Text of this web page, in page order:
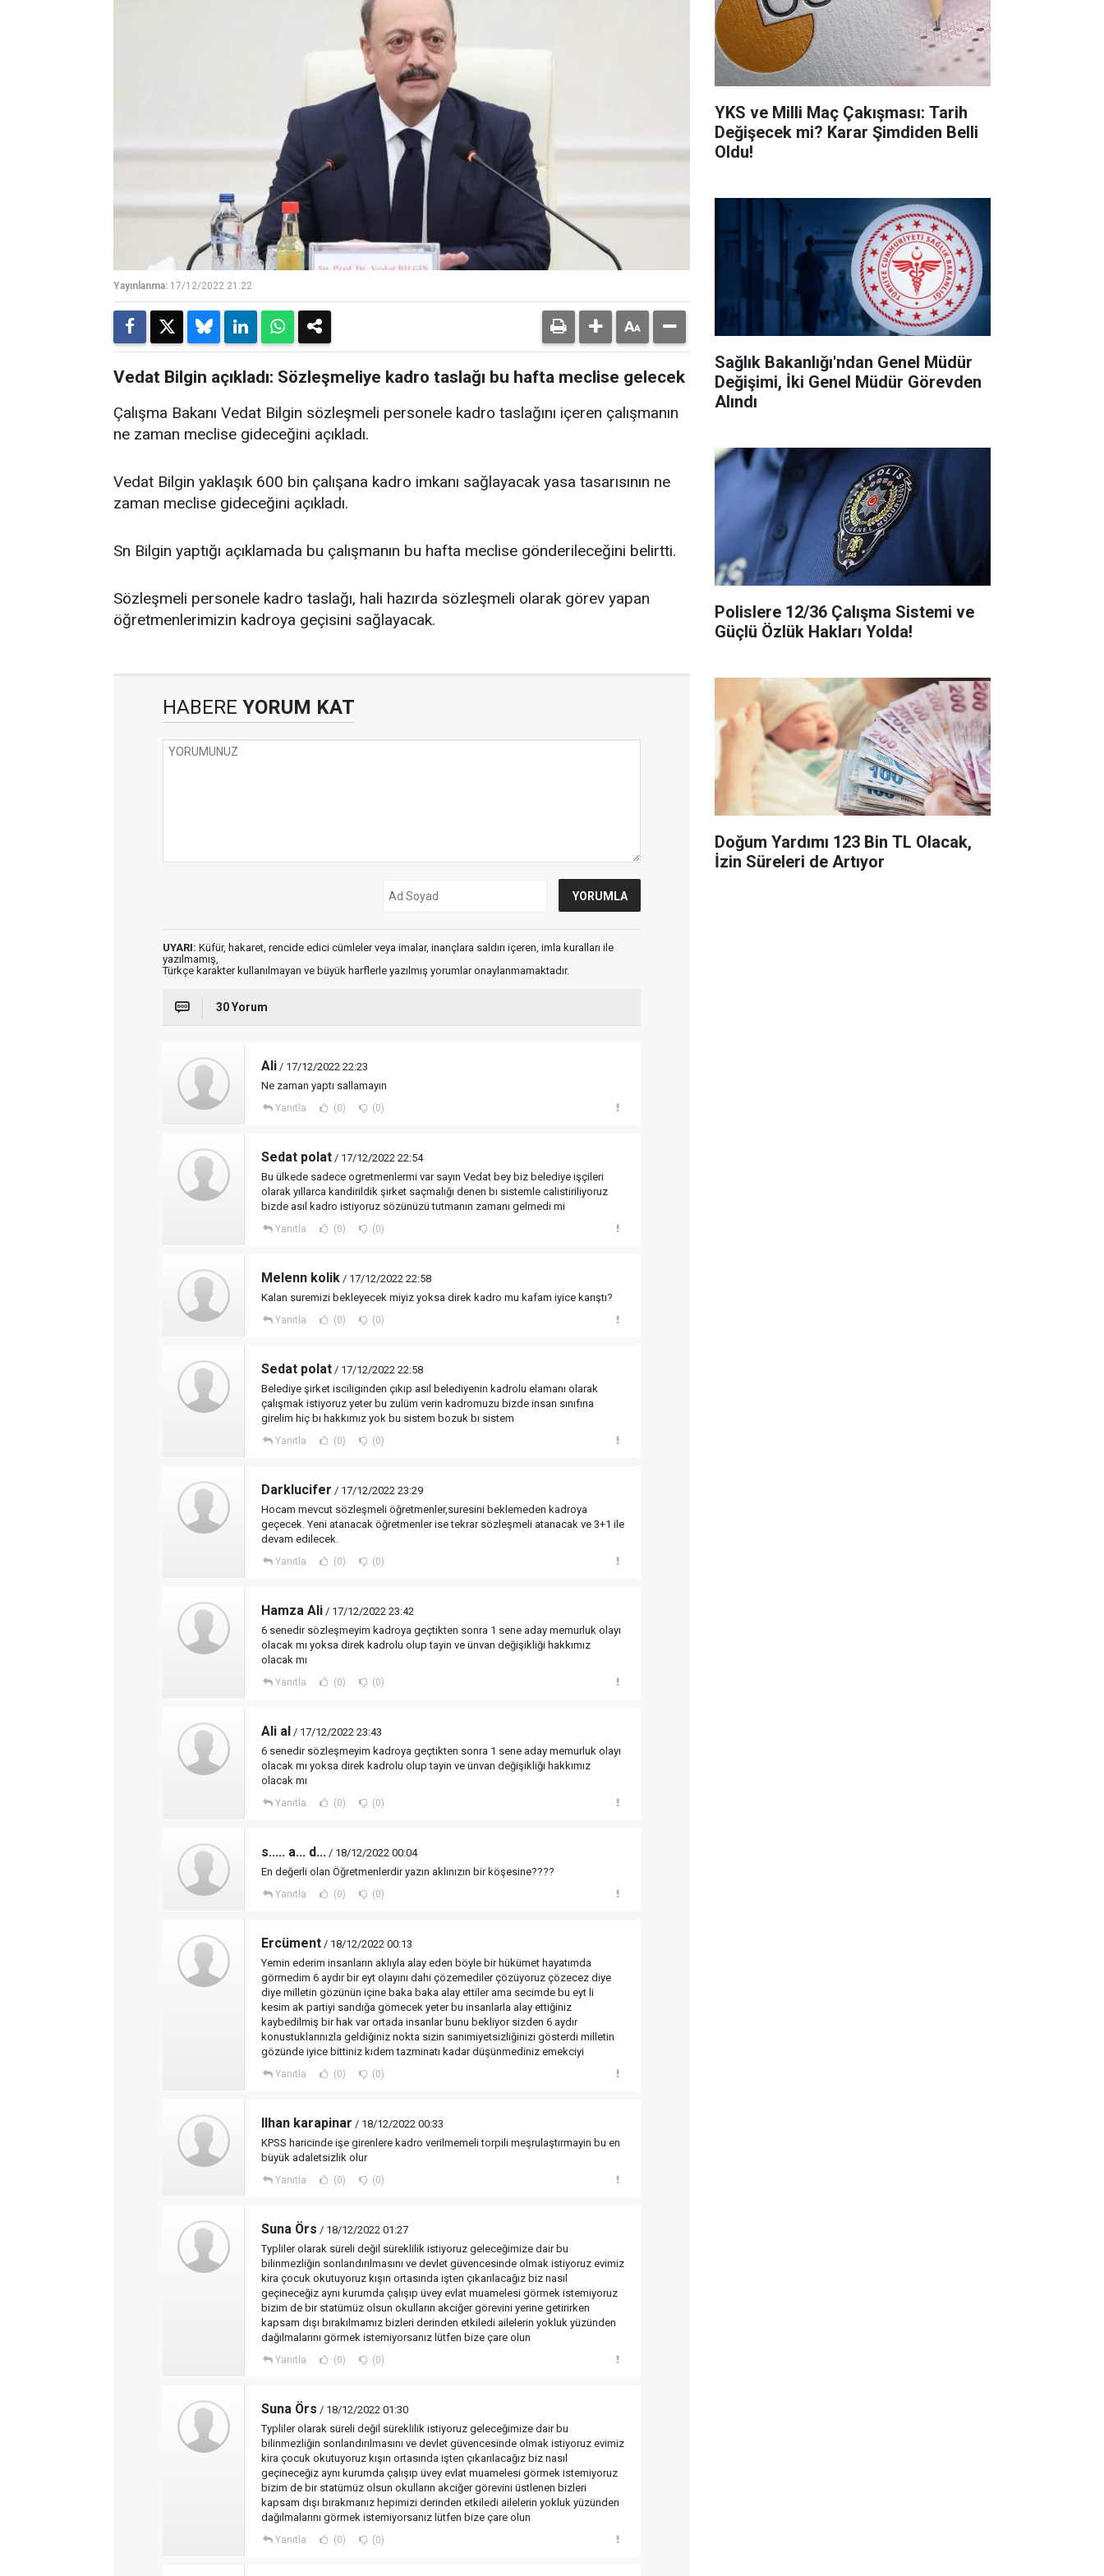
Yayınlanma: 17/12/2022 21:22
Vedat Bilgin açıkladı: Sözleşmeliye kadro taslağı bu hafta meclise gelecek
Çalışma Bakanı Vedat Bilgin sözleşmeli personele kadro taslağını içeren çalışmanın
ne zaman meclise gideceğini açıkladı.
Vedat Bilgin yaklaşık 600 bin çalışana kadro imkanı sağlayacak yasa tasarısının ne
zaman meclise gideceğini açıkladı.
Sn Bilgin yaptığı açıklamada bu çalışmanın bu hafta meclise gönderileceğini belirtti.
Sözleşmeli personele kadro taslağı, hali hazırda sözleşmeli olarak görev yapan
öğretmenlerimizin kadroya geçisini sağlayacak.
HABERE YORUM KAT
UYARI: Küfür, hakaret, rencide edici cümleler veya imalar, inançlara saldırı içeren, imla kuralları ile
yazılmamış,
Türkçe karakter kullanılmayan ve büyük harflerle yazılmış yorumlar onaylanmamaktadır.
30 Yorum
Ali / 17/12/2022 22:23
Ne zaman yaptı sallamayın
Yanıtla (0) (0)
Sedat polat / 17/12/2022 22:54
Bu ülkede sadece ogretmenlermi var sayın Vedat bey biz belediye işçileri
olarak yıllarca kandirildik şirket saçmalığı denen bı sistemle calistiriliyoruz
bizde asıl kadro istiyoruz sözünüzü tutmanın zamanı gelmedi mi
Yanıtla (0) (0)
Melenn kolik / 17/12/2022 22:58
Kalan suremizi bekleyecek miyiz yoksa direk kadro mu kafam iyice karıştı?
Yanıtla (0) (0)
Sedat polat / 17/12/2022 22:58
Belediye şirket isciliginden çıkıp asıl belediyenin kadrolu elamanı olarak
çalışmak istiyoruz yeter bu zulüm verin kadromuzu bizde insan sınıfına
girelim hiç bı hakkımız yok bu sistem bozuk bı sistem
Yanıtla (0) (0)
Darklucifer / 17/12/2022 23:29
Hocam mevcut sözleşmeli öğretmenler,suresini beklemeden kadroya
geçecek. Yeni atanacak öğretmenler ise tekrar sözleşmeli atanacak ve 3+1 ile
devam edilecek.
Yanıtla (0) (0)
Hamza Ali / 17/12/2022 23:42
6 senedir sözleşmeyim kadroya geçtikten sonra 1 sene aday memurluk olayı
olacak mı yoksa direk kadrolu olup tayin ve ünvan değişikliği hakkımız
olacak mı
Yanıtla (0) (0)
Ali al / 17/12/2022 23:43
6 senedir sözleşmeyim kadroya geçtikten sonra 1 sene aday memurluk olayı
olacak mı yoksa direk kadrolu olup tayin ve ünvan değişikliği hakkımız
olacak mı
Yanıtla (0) (0)
s..... a... d... / 18/12/2022 00:04
En değerli olan Öğretmenlerdir yazın aklınızın bir köşesine????
Yanıtla (0) (0)
Ercüment / 18/12/2022 00:13
Yemin ederim insanların aklıyla alay eden böyle bir hükümet hayatımda
görmedim 6 aydır bir eyt olayını dahi çözemediler çözüyoruz çözecez diye
diye milletin gözünün içine baka baka alay ettiler ama secimde bu eyt li
kesim ak partiyi sandığa gömecek yeter bu insanlarla alay ettiğiniz
kaybedilmiş bir hak var ortada insanlar bunu bekliyor sizden 6 aydır
konustuklarınızla geldiğiniz nokta sizin sanimiyetsizliğinizi gösterdi milletin
gözünde iyice bittiniz kıdem tazminatı kadar düşünmediniz emekciyi
Yanıtla (0) (0)
Ilhan karapinar / 18/12/2022 00:33
KPSS haricinde işe girenlere kadro verilmemeli torpili meşrulaştırmayin bu en
büyük adaletsizlik olur
Yanıtla (0) (0)
Suna Örs / 18/12/2022 01:27
Typliler olarak süreli değil süreklilik istiyoruz geleceğimize dair bu
bilinmezliğin sonlandırılmasını ve devlet güvencesinde olmak istiyoruz evimiz
kira çocuk okutuyoruz kışın ortasında işten çıkarılacağız biz nasıl
geçineceğiz aynı kurumda çalışıp üvey evlat muamelesi görmek istemiyoruz
bizim de bir statümüz olsun okulların akciğer görevini yerine getirirken
kapsam dışı bırakılmamız bizleri derinden etkiledi ailelerin yokluk yüzünden
dağılmalarını görmek istemiyorsanız lütfen bize çare olun
Yanıtla (0) (0)
Suna Örs / 18/12/2022 01:30
Typliler olarak süreli değil süreklilik istiyoruz geleceğimize dair bu
bilinmezliğin sonlandırılmasını ve devlet güvencesinde olmak istiyoruz evimiz
kira çocuk okutuyoruz kışın ortasında işten çıkarılacağız biz nasıl
geçineceğiz aynı kurumda çalışıp üvey evlat muamelesi görmek istemiyoruz
bizim de bir statümüz olsun okulların akciğer görevini üstlenen bizleri
kapsam dışı bırakmanız hepimizi derinden etkiledi ailelerin yokluk yüzünden
dağılmalarını görmek istemiyorsanız lütfen bize çare olun
Yanıtla (0) (0)
YKS ve Milli Maç Çakışması: Tarih
Değişecek mi? Karar Şimdiden Belli
Oldu!
Sağlık Bakanlığı'ndan Genel Müdür
Değişimi, İki Genel Müdür Görevden
Alındı
Polislere 12/36 Çalışma Sistemi ve
Güçlü Özlük Hakları Yolda!
Doğum Yardımı 123 Bin TL Olacak,
İzin Süreleri de Artıyor